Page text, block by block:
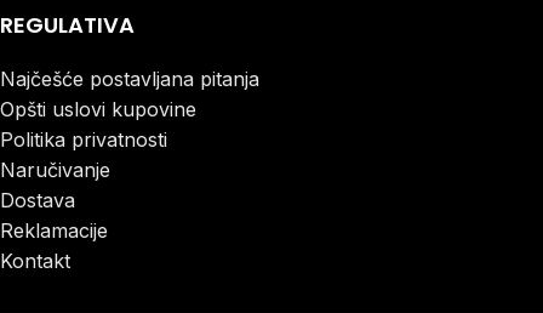
REGULATIVA
Najčešće postavljana pitanja
Opšti uslovi kupovine
Politika privatnosti
Naručivanje
Dostava
Reklamacije
Kontakt